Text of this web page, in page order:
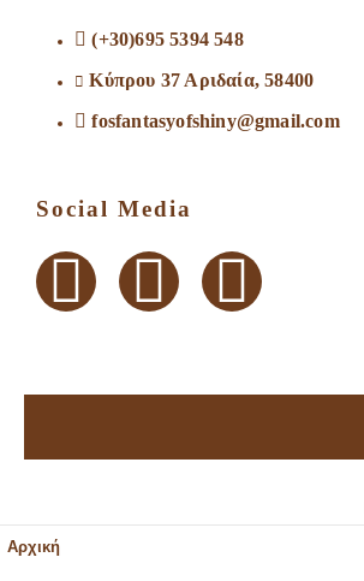
(+30)695 5394 548
Κύπρου 37 Αριδαία, 58400
fosfantasyofshiny@gmail.com
Social Media
Αρχική